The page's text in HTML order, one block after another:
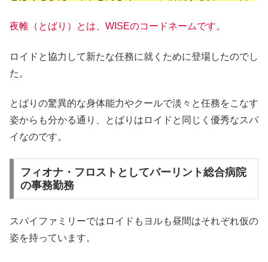
夜帷（とばり）とは、WISEのコードネームです。
ロイドと協力して新たな任務に就くために登場したのでし
た。
とばりの驚異的な身体能力やクールで淡々と任務をこなす
姿からも分かる通り、とばりはロイドと同じく優秀なスパ
イなのです。
フィオナ・フロストとしてバーリント総合病院
の事務勤務
スパイファミリーではロイドもヨルも昼間はそれぞれ仮の
姿を持っています。